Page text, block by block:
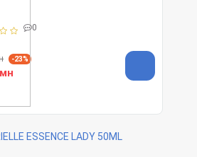
0
-23%
ESSENCE LADY 50ML